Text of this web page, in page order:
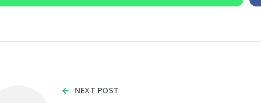
NEXT POST